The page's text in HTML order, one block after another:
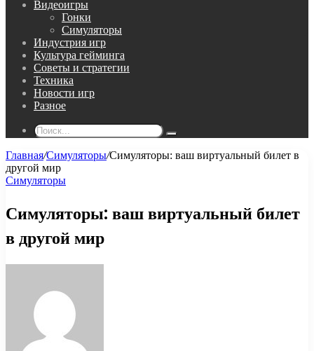
Видеоигры
Гонки
Симуляторы
Индустрия игр
Культура гейминга
Советы и стратегии
Техника
Новости игр
Разное
Поиск...
Главная/Симуляторы/Симуляторы: ваш виртуальный билет в
другой мир
Симуляторы
Симуляторы: ваш виртуальный билет
в другой мир